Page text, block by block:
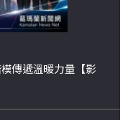
傳遞溫暖力量【影